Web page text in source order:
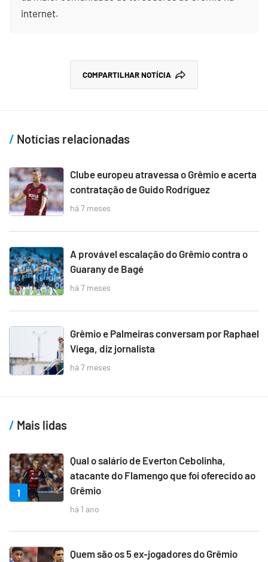
internet.
COMPARTILHAR NOTÍCIA
Notícias relacionadas
Clube europeu atravessa o Grêmio e acerta
contratação de Guido Rodríguez
há 7 meses
A provável escalação do Grêmio contra o
Guarany de Bagé
há 7 meses
Grêmio e Palmeiras conversam por Raphael
Viega, diz jornalista
há 7 meses
Mais lidas
1
Qual o salário de Everton Cebolinha,
atacante do Flamengo que foi oferecido ao
Grêmio
há 1 ano
Quem são os 5 ex-jogadores do Grêmio